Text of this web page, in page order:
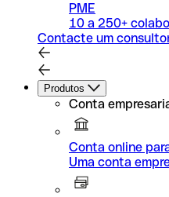
PME
10 a 250+
Contacte um
Produtos
Conta
Conta online
Uma conta